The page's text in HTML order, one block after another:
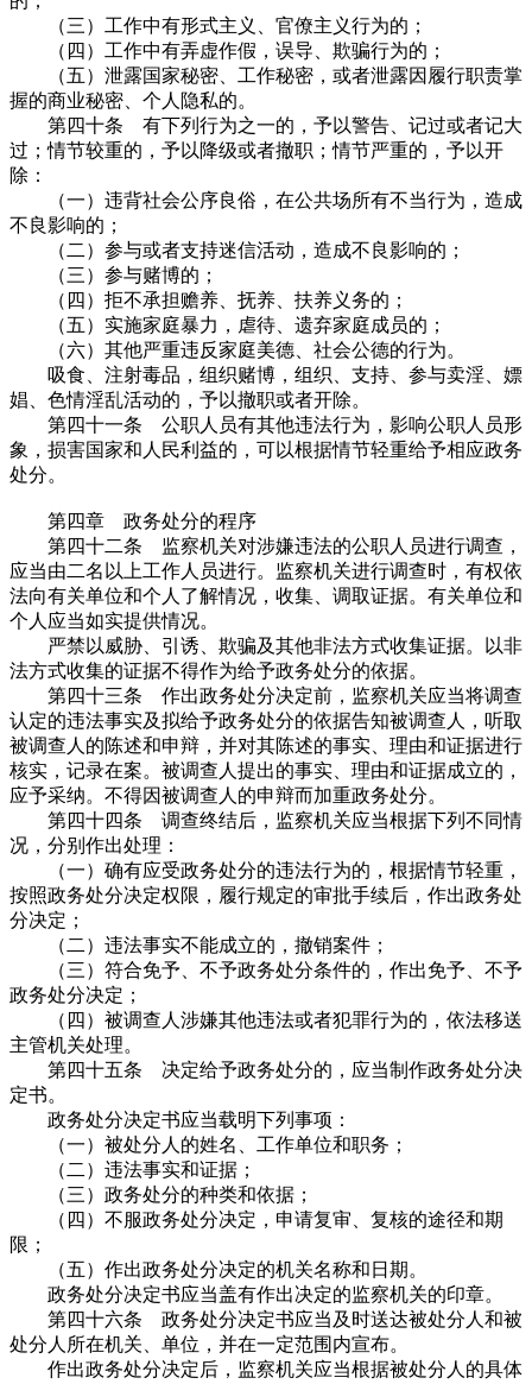
（三）工作中有形式主义、官僚主义行为的；
（四）工作中有弄虚作假，误导、欺骗行为的；
（五）泄露国家秘密、工作秘密，或者泄露因履行职责掌
握的商业秘密、个人隐私的。
第四十条 有下列行为之一的，予以警告、记过或者记大
过；情节较重的，予以降级或者撤职；情节严重的，予以开
除：
（一）违背社会公序良俗，在公共场所有不当行为，造成
不良影响的；
（二）参与或者支持迷信活动，造成不良影响的；
（三）参与赌博的；
（四）拒不承担赡养、抚养、扶养义务的；
（五）实施家庭暴力，虐待、遗弃家庭成员的；
（六）其他严重违反家庭美德、社会公德的行为。
吸食、注射毒品，组织赌博，组织、支持、参与卖淫、嫖
娼、色情淫乱活动的，予以撤职或者开除。
第四十一条 公职人员有其他违法行为，影响公职人员形
象，损害国家和人民利益的，可以根据情节轻重给予相应政务
处分。
第四章 政务处分的程序
第四十二条 监察机关对涉嫌违法的公职人员进行调查，
应当由二名以上工作人员进行。监察机关进行调查时，有权依
法向有关单位和个人了解情况，收集、调取证据。有关单位和
个人应当如实提供情况。
严禁以威胁、引诱、欺骗及其他非法方式收集证据。以非
法方式收集的证据不得作为给予政务处分的依据。
第四十三条 作出政务处分决定前，监察机关应当将调查
认定的违法事实及拟给予政务处分的依据告知被调查人，听取
被调查人的陈述和申辩，并对其陈述的事实、理由和证据进行
核实，记录在案。被调查人提出的事实、理由和证据成立的，
应予采纳。不得因被调查人的申辩而加重政务处分。
第四十四条 调查终结后，监察机关应当根据下列不同情
况，分别作出处理：
（一）确有应受政务处分的违法行为的，根据情节轻重，
按照政务处分决定权限，履行规定的审批手续后，作出政务处
分决定；
（二）违法事实不能成立的，撤销案件；
（三）符合免予、不予政务处分条件的，作出免予、不予
政务处分决定；
（四）被调查人涉嫌其他违法或者犯罪行为的，依法移送
主管机关处理。
第四十五条 决定给予政务处分的，应当制作政务处分决
定书。
政务处分决定书应当载明下列事项：
（一）被处分人的姓名、工作单位和职务；
（二）违法事实和证据；
（三）政务处分的种类和依据；
（四）不服政务处分决定，申请复审、复核的途径和期
限；
（五）作出政务处分决定的机关名称和日期。
政务处分决定书应当盖有作出决定的监察机关的印章。
第四十六条 政务处分决定书应当及时送达被处分人和被
处分人所在机关、单位，并在一定范围内宣布。
作出政务处分决定后，监察机关应当根据被处分人的具体